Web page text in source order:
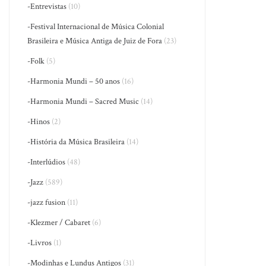
-Entrevistas (10)
-Festival Internacional de Música Colonial
Brasileira e Música Antiga de Juiz de Fora (23)
-Folk (5)
-Harmonia Mundi – 50 anos (16)
-Harmonia Mundi – Sacred Music (14)
-Hinos (2)
-História da Música Brasileira (14)
-Interlúdios (48)
-Jazz (589)
-jazz fusion (11)
-Klezmer / Cabaret (6)
-Livros (1)
-Modinhas e Lundus Antigos (31)